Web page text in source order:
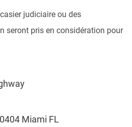
judiciaire ou des
seront pris en considération pour
Miami FL